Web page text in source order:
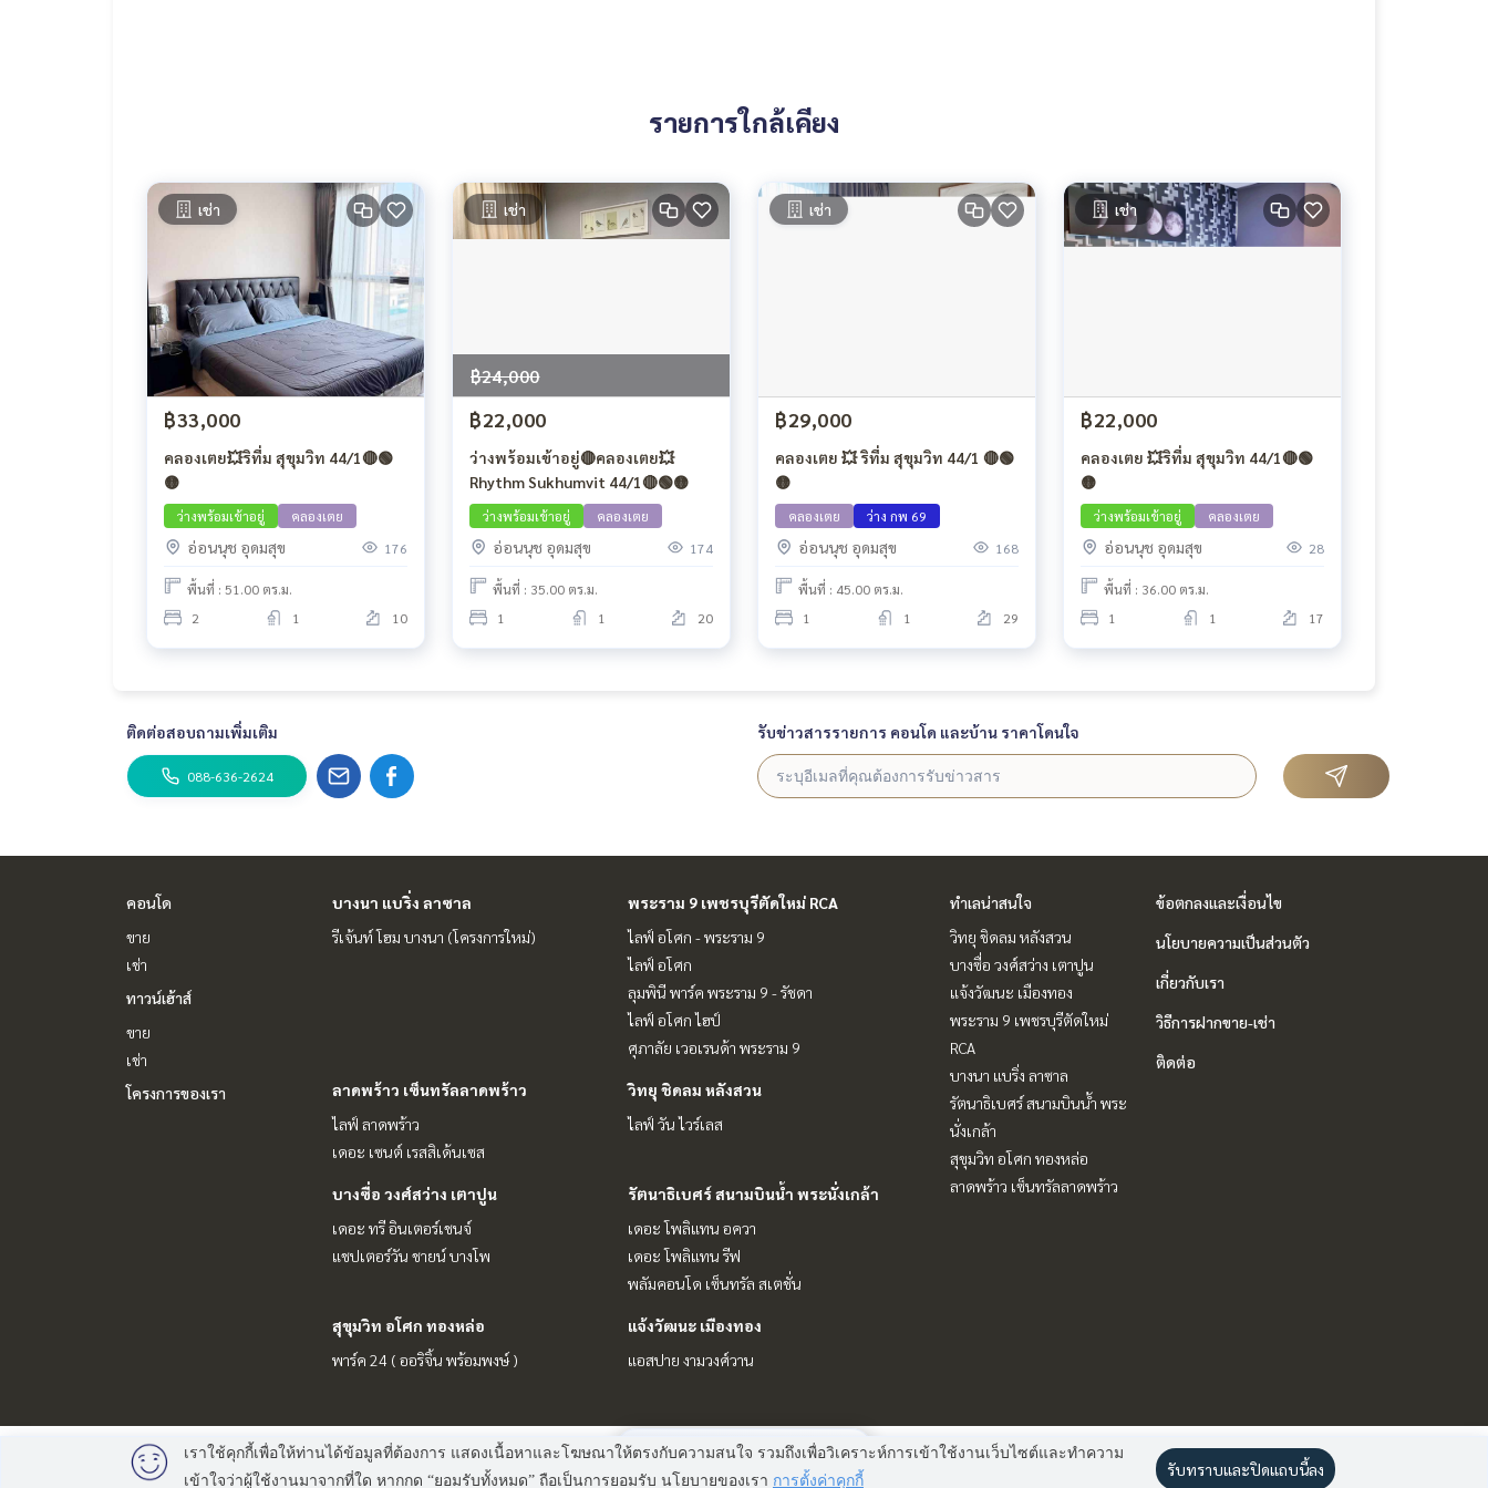
รายการใกล้เคียง
เช่า
฿33,000
คลองเตย💥ริทึ่ม สุขุมวิท 44/1🔴🟢
🟡
ว่างพร้อมเข้าอยู่ คลองเตย
อ่อนนุช อุดมสุข 176
พื้นที่ : 51.00 ตร.ม.
2
1 10
เช่า
฿24,000
฿22,000
ว่างพร้อมเข้าอยู่🔴คลองเตย💥
Rhythm Sukhumvit 44/1🔴🟢🟡
ว่างพร้อมเข้าอยู่ คลองเตย
อ่อนนุช อุดมสุข 174
พื้นที่ : 35.00 ตร.ม.
1
1 20
เช่า
฿29,000
คลองเตย 💥 ริทึ่ม สุขุมวิท 44/1 🔴🟢
🟡
คลองเตย ว่าง กพ 69
อ่อนนุช อุดมสุข 168
พื้นที่ : 45.00 ตร.ม.
1
1 29
เช่า
฿22,000
คลองเตย 💥ริทึ่ม สุขุมวิท 44/1🔴🟢
🟡
ว่างพร้อมเข้าอยู่ คลองเตย
อ่อนนุช อุดมสุข 28
พื้นที่ : 36.00 ตร.ม.
1
1 17
มี2คนกำลังดูประกาศนี้
ติดต่อสอบถามเพิ่มเติม
088-636-2624
รับข่าวสารรายการ คอนโด และบ้าน ราคาโดนใจ
คอนโด
ขาย
เช่า
ทาวน์เฮ้าส์
ขาย
เช่า
โครงการของเรา
บางนา แบริ่ง ลาซาล
รีเจ้นท์ โฮม บางนา (โครงการใหม่)
พระราม 9 เพชรบุรีตัดใหม่ RCA
ไลฟ์ อโศก - พระราม 9
ไลฟ์ อโศก
ลุมพินี พาร์ค พระราม 9 - รัชดา
ไลฟ์ อโศก ไฮป์
ศุภาลัย เวอเรนด้า พระราม 9
ลาดพร้าว เซ็นทรัลลาดพร้าว
ไลฟ์ ลาดพร้าว
เดอะ เซนต์ เรสสิเด้นเซส
วิทยุ ชิดลม หลังสวน
ไลฟ์ วัน ไวร์เลส
บางซื่อ วงศ์สว่าง เตาปูน
เดอะ ทรี อินเตอร์เชนจ์
แชปเตอร์วัน ชายน์ บางโพ
รัตนาธิเบศร์ สนามบินน้ำ พระนั่งเกล้า
เดอะ โพลิแทน อควา
เดอะ โพลิแทน รีฟ
พลัมคอนโด เซ็นทรัล สเตชั่น
สุขุมวิท อโศก ทองหล่อ
พาร์ค 24 ( ออริจิ้น พร้อมพงษ์ )
แจ้งวัฒนะ เมืองทอง
แอสปาย งามวงศ์วาน
ทำเลน่าสนใจ
วิทยุ ชิดลม หลังสวน
บางซื่อ วงศ์สว่าง เตาปูน
แจ้งวัฒนะ เมืองทอง
พระราม 9 เพชรบุรีตัดใหม่
RCA
บางนา แบริ่ง ลาซาล
รัตนาธิเบศร์ สนามบินน้ำ พระ
นั่งเกล้า
สุขุมวิท อโศก ทองหล่อ
ลาดพร้าว เซ็นทรัลลาดพร้าว
ข้อตกลงและเงื่อนไข
นโยบายความเป็นส่วนตัว
เกี่ยวกับเรา
วิธีการฝากขาย-เช่า
ติดต่อ
เราใช้คุกกี้เพื่อให้ท่านได้ข้อมูลที่ต้องการ แสดงเนื้อหาและโฆษณาให้ตรงกับความสนใจ รวมถึงเพื่อวิเคราะห์การเข้าใช้งานเว็บไซต์และทำความ
เข้าใจว่าผู้ใช้งานมาจากที่ใด หากกด “ยอมรับทั้งหมด” ถือเป็นการยอมรับ นโยบายของเรา การตั้งค่าคุกกี้
รับทราบและปิดแถบนี้ลง